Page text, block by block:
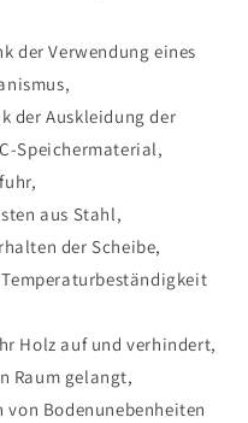
der Verwendung eines
der Auskleidung der
Speichermaterial,
aus Stahl,
der Scheibe,
Holz auf und verhindert,
Raum gelangt,
von Bodenunebenheiten